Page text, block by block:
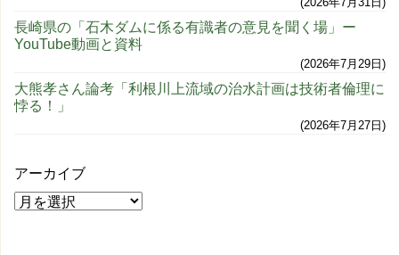
長崎県の「石木ダムに係る有識者の意見を聞く場」ー
YouTube動画と資料
2026年7月29日
大熊孝さん論考「利根川上流域の治水計画は技術者倫理に
悖る！」
2026年7月27日
アーカイブ